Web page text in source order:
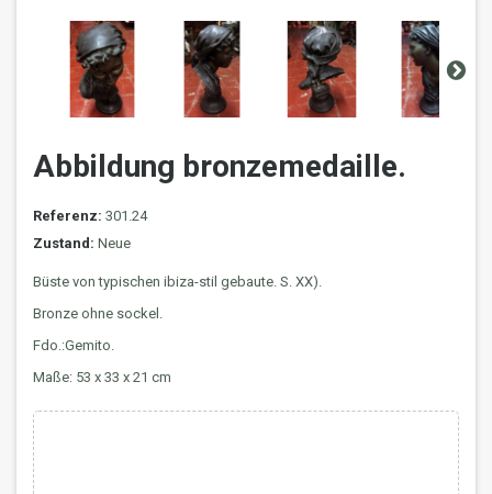
Abbildung bronzemedaille.
Referenz: 301.24
Zustand: Neue
Büste von typischen ibiza-stil gebaute. S. XX).
Bronze ohne sockel.
Fdo.:Gemito.
Maße: 53 x 33 x 21 cm